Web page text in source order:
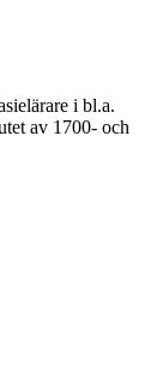
i bl.a.
av 1700- och